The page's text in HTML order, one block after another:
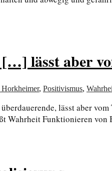
lässt aber
, Positivismus,
lässt aber
Funktionieren von